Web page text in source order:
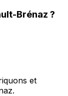
Brénaz ?
et